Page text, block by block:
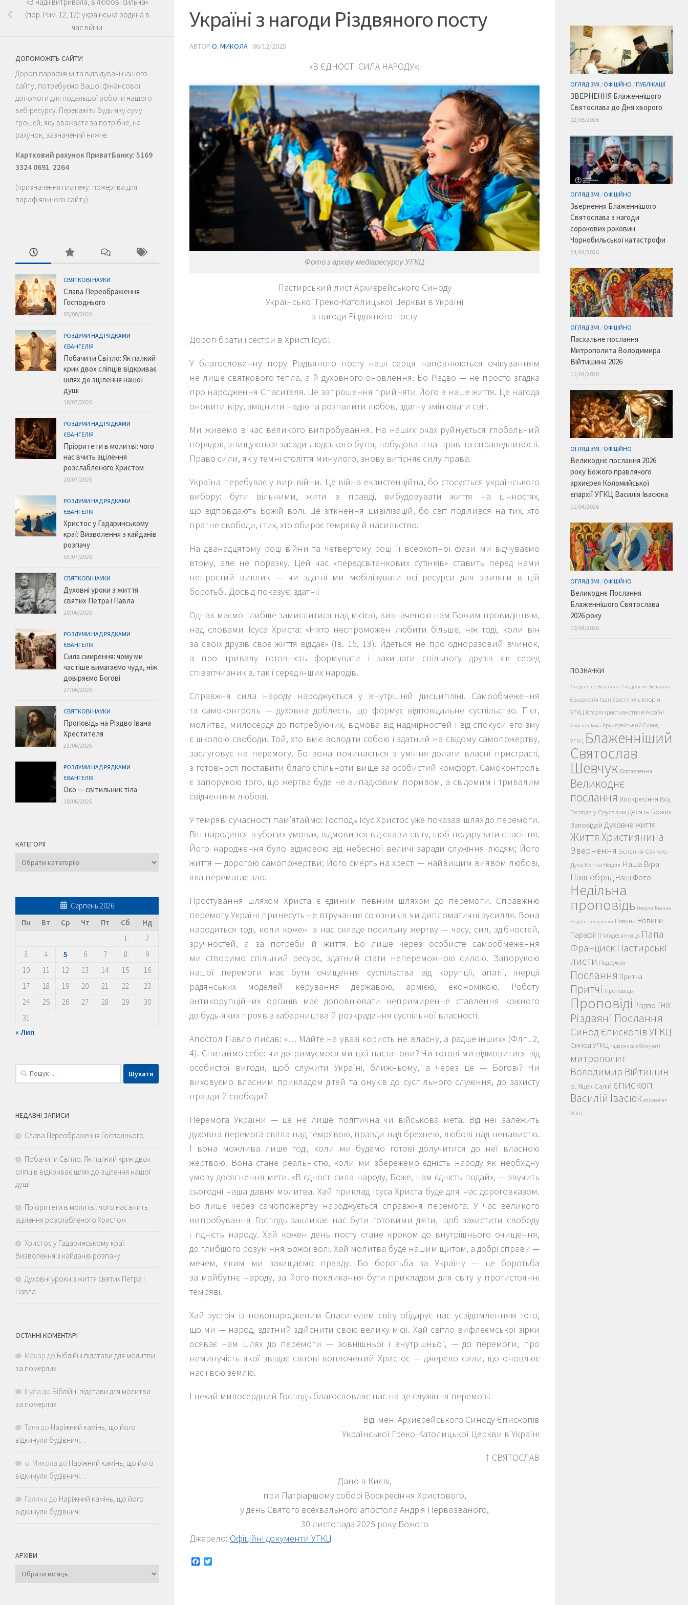
Україні з нагоди Різдвяного посту
АВТОР О. МИКОЛА · 06/12/2025
«В ЄДНОСТІ СИЛА НАРОДУ»:
Фото з архіву медіаресурсу УГКЦ
Пастирський лист Архиєрейського Синоду
Української Греко-Католицької Церкви в Україні
з нагоди Різдвяного посту
Дорогі брати і сестри в Христі Ісусі!
У благословенну пору Різдвяного посту наші серця наповнюються очікуванням
не лише святкового тепла, а й духовного оновлення. Бо Різдво — не просто згадка
про народження Спасителя. Це запрошення прийняти Його в наше життя. Це нагода
оновити віру, зміцнити надію та розпалити любов, здатну змінювати світ.
Ми живемо в час великого випробування. На наших очах руйнується глобальний
порядок, знищуються засади людського буття, побудовані на праві та справедливості.
Право сили, як у темні століття минулого, знову витісняє силу права.
Україна перебуває у вирі війни. Це війна екзистенційна, бо стосується українського
вибору: бути вільними, жити в правді, вибудовувати життя на цінностях,
що відповідають Божій волі. Це зіткнення цивілізацій, бо світ поділився на тих, хто
прагне свободи, і тих, хто обирає темряву й насильство.
На дванадцятому році війни та четвертому році її всеохопної фази ми відчуваємо
втому, але не поразку. Цей час «передсвітанкових сутінків» ставить перед нами
непростий виклик — чи здатні ми мобілізувати всі ресурси для звитяги в цій
боротьбі. Досвід показує: здатні!
Однак маємо глибше замислитися над місією, визначеною нам Божим провидінням,
над словами Ісуса Христа: «Ніхто неспроможен любити більше, ніж тоді, коли він
за своїх друзів своє життя віддає» (Ів. 15, 13). Йдеться не про одноразовий вчинок,
а про тривалу готовність формувати і захищати спільноту друзів як серед
співвітчизників, так і серед інших народів.
Справжня сила народу народжується у внутрішній дисципліні. Самообмеження
та самоконтроль — духовна доблесть, що формує відповідальне суспільство. Піст,
молитва, милосердя до потребуючих, відмова від надмірностей і від спокуси егоїзму
є школою свободи. Той, хто вміє володіти собою і здатний на свідому самопожертву,
заслуговує на перемогу. Бо вона починається з уміння долати власні пристрасті,
з готовності поставити благо спільноти вище за особистий комфорт. Самоконтроль
є запорукою того, що жертва буде не випадковим поривом, а свідомим і тривалим
свідченням любові.
У темряві сучасності пам’ятаймо: Господь Ісус Христос уже показав шлях до перемоги.
Він народився в убогих умовах, відмовився від слави світу, щоб подарувати спасіння.
Його народження було відмовою від небесної величі заради служіння людям; Його
життя — дорогою самопожертви; Його смерть на хресті — найвищим виявом любові,
яка перемагає зло.
Простування шляхом Христа є єдиним певним шляхом до перемоги. Справжню
перемогу Україні принесуть не втручання союзників чи дипломатичні зусилля. Вона
народиться тоді, коли кожен із нас складе посильну жертву — часу, сил, здібностей,
зручностей, а за потреби й життя. Бо лише через особисте самообмеження
ми створимо спільний ресурс, здатний стати непереможною силою. Запорукою
нашої перемоги має бути очищення суспільства від корупції, апатії, інерції
радянських моделей керування державою, армією, економікою. Роботу
антикорупційних органів має доповнювати непримиренне ставлення кожного
до будь-яких проявів хабарництва й розкрадання суспільної власності.
Апостол Павло писав: «… Майте на увазі користь не власну, а радше інших» (Флп. 2,
4). Спитаймо себе: чи дотримуємося ми цієї настанови? Чи готові ми відмовитися від
особистої вигоди, щоб служити Україні, ближньому, а через це — Богові? Чи
виховуємо власним прикладом дітей та онуків до суспільного служіння, до захисту
правди й свободи?
Перемога України — це не лише політична чи військова мета. Від неї залежить
духовна перемога світла над темрявою, правди над брехнею, любові над ненавистю.
І вона можлива лише тоді, коли ми будемо готові долучитися до неї власною
жертвою. Вона стане реальністю, коли ми збережемо єдність народу як необхідну
умову досягнення мети. «В єдності сила народу, Боже, нам єдність подай», — звучить
сьогодні наша давня молитва. Хай приклад Ісуса Христа буде для нас дороговказом.
Бо лише через самопожертву народжується справжня перемога. У час великого
випробування Господь закликає нас бути готовими діяти, щоб захистити свободу
і гідність народу. Хай кожен день посту стане кроком до внутрішнього очищення,
до глибшого розуміння Божої волі. Хай молитва буде нашим щитом, а добрі справи —
мечем, яким ми захищаємо правду. Бо боротьба за Україну — це боротьба
за майбутнє народу, за його покликання бути прикладом для світу у протистоянні
темряві.
Хай зустріч із новонародженим Спасителем світу обдарує нас усвідомленням того,
що ми — народ, здатний здійснити свою велику місії. Хай світло вифлеємської зірки
осяває нам шлях до перемоги — зовнішньої і внутрішньої, — до перемоги, про
неминучість якої звіщає світові воплочений Христос — джерело сили, що оновлює
нас і всю землю.
І нехай милосердний Господь благословляє нас на це служіння перемозі!
Від імені Архиєрейського Синоду Єпископів
Української Греко-Католицької Церкви в Україні
† СВЯТОСЛАВ
Дано в Києві,
при Патріаршому соборі Воскресіння Христового,
у день Святого всехвального апостола Андрія Первозваного,
30 листопада 2025 року Божого
Джерело: Офіційні документи УГКЦ
Facebook
«В надії витривала, в любові сильна»
(пор. Рим. 12, 12): українська родина в
час війни
ДОПОМОЖІТЬ САЙТУ!
Дорогі парафіяни та відвідувачі нашого
сайту, потребуємо Вашої фінансової
допомоги для подальшої роботи нашого
веб-ресурсу. Перекажіть будь-яку суму
грошей, яку вважаєте за потрібне, на
рахунок, зазначений нижче.
Картковий рахунок ПриватБанку: 5169
3324 0691 2264
(призначення платежу: пожертва для
парафіяльного сайту)
СВЯТКОВІ НАУКИ
Слава Переображення
Господнього
05/08/2026
РОЗДУМИ НАД РЯДКАМИ
ЄВАНГЕЛІЯ
Побачити Світло: Як палкий
крик двох сліпців відкриває
шлях до зцілення нашої
душі
18/07/2026
РОЗДУМИ НАД РЯДКАМИ
ЄВАНГЕЛІЯ
Пріоритети в молитві: чого
нас вчить зцілення
розслабленого Христом
10/07/2026
РОЗДУМИ НАД РЯДКАМИ
ЄВАНГЕЛІЯ
Христос у Гадаринському
краї: Визволення з кайданів
розпачу
03/07/2026
СВЯТКОВІ НАУКИ
Духовні уроки з життя
святих Петра і Павла
28/06/2026
РОЗДУМИ НАД РЯДКАМИ
ЄВАНГЕЛІЯ
Сила смирення: чому ми
частіше вимагаємо чуда, ніж
довіряємо Богові
27/06/2026
СВЯТКОВІ НАУКИ
Проповідь на Різдво Івана
Хрестителя
23/06/2026
РОЗДУМИ НАД РЯДКАМИ
ЄВАНГЕЛІЯ
Око — світильник тіла
18/06/2026
КАТЕГОРІЇ
Категорії
Серпень 2026
Пн
Вт Ср Чт Пт Сб
Нд
1
2
3
4 5 6 7 8
9
10
11 12 13 14 15
16
17
18 19 20 21 22
23
24
25 26 27 28 29
30
31
« Лип
Пошук:
НЕДАВНІ ЗАПИСИ
Слава Переображення Господнього
Побачити Світло: Як палкий крик двох
сліпців відкриває шлях до зцілення нашої
душі
Пріоритети в молитві: чого нас вчить
зцілення розслабленого Христом
Христос у Гадаринському краї:
Визволення з кайданів розпачу
Духовні уроки з життя святих Петра і
Павла
ОСТАННІ КОМЕНТАРІ
Макар до Біблійні підстави для молитви
за померлих
Iryna до Біблійні підстави для молитви
за померлих
Таня до Наріжний камінь, що його
відкинули будівничі…
о. Микола до Наріжний камінь, що його
відкинули будівничі…
Галина до Наріжний камінь, що його
відкинули будівничі…
АРХІВИ
Архіви
ОГЛЯД ЗМІ / ОФІЦІЙНО /ПУБЛІКАЦІЇ
ЗВЕРНЕННЯ Блаженнішого
Святослава до Дня хворого
02/05/2026
ОГЛЯД ЗМІ / ОФІЦІЙНО
Звернення Блаженнішого
Святослава з нагоди
сорокових роковин
Чорнобильської катастрофи
24/04/2026
ОГЛЯД ЗМІ / ОФІЦІЙНО
Пасхальне послання
Митрополита Володимира
Війтишина 2026
11/04/2026
ОГЛЯД ЗМІ / ОФІЦІЙНО
Великоднє послання 2026
року Божого правлячого
архиєрея Коломийської
єпархії УГКЦ Василія Івасюка
11/04/2026
ОГЛЯД ЗМІ / ОФІЦІЙНО
Великоднє Послання
Блаженнішого Святослава
2026 року
10/04/2026
ПОЗНАЧКИ
4 неділя по Зісланню 7 неділя по Зісланню
Євхаристія Іван Хреститель Історія
УГКЦ Історія християнства в Україні
Апостол Тома Архиєрейський Синод
УГКЦ Блаженніший
Святослав
Шевчук Богоявлення
Великоднє
послання Воскресіння Вхід
Господа у Єрусалим Десять Божих
Заповідей Духовне життя
Життя Християнина
Звернення Зіслання Святого
Духа Квітна Неділя Наша Віра
Наш обряд Наші Фото
Недільна
проповідь Неділя Томина
Неділя самарянки Новини Новини
Парафії П'ятидесятниця Папа
Франциск Пастирські
листи Подружжя
Послання Притча
Притчі Проповідь
Проповіді Різдво ГНІХ
Різдвяні Послання
Синод Єпископів УГКЦ
Синод УГКЦ гадаринські біснуваті
митрополит
Володимир Війтишин
о. Яцек Салій єпископ
Василій Івасюк єпископат
УГКЦ